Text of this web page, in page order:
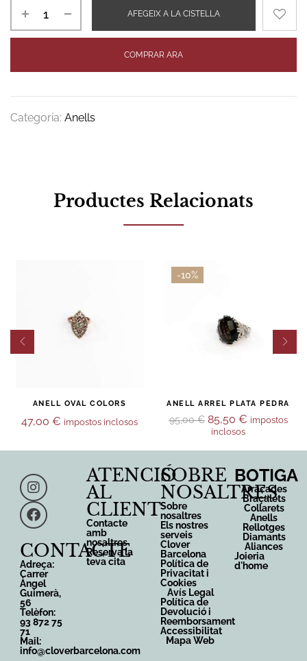
AFEGEIX A LA CISTELLA
COMPRAR ARA
Categoria: Anells
Productes Relacionats
ANELL OVAL COLORS
47,00 € impostos inclosos
-10%
ANELL ARREL PLATA PEDRA
95,00€ 85,50 € impostos
inclosos
CONTACTE
Adreça:
Carrer
Àngel
Guimerà,
56
Telèfon:
93 872 75
71
Mail:
info@cloverbarcelona.com
ATENCIÓ
AL
CLIENT
Contacte
amb
nosaltres
Reserva la
teva cita
SOBRE
NOSALTRES
Sobre
nosaltres
Els nostres
serveis
Clover
Barcelona
Política de
Privacitat i
Cookies
Avís Legal
Política de
Devolució i
Reemborsament
Accessibilitat
Mapa Web
BOTIGA
Arracades
Braçalets
Collarets
Anells
Rellotges
Diamants
Aliances
Joieria
d'home